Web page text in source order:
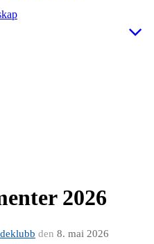
2026
den 8. mai 2026